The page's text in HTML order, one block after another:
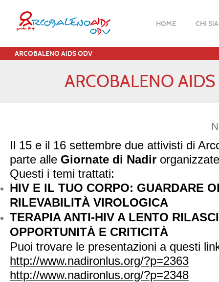
HOME CHI
ARCOBALENO AIDS ODV
ARCOBALENO
Il 15 e il 16 settembre due attivisti di
parte alle Giornate di Nadir
Questi i temi trattati:
HIV E IL TUO CORPO: GUARDARE
RILEVABILITÀ VIROLOGICA
TERAPIA ANTI-HIV A LENTO
OPPORTUNITÀ E CRITICITÀ
Puoi trovare le presentazioni a questi
http://www.nadironlus.org/?p=2363
http://www.nadironlus.org/?p=2348